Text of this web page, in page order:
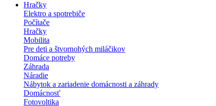
Hračky
Elektro a spotrebiče
Počítače
Hračky
Mobilita
Pre deti a štvornohých miláčikov
Domáce potreby
Záhrada
Náradie
Nábytok a zariadenie domácnosti a záhrady
Domácnosť
Fotovoltika